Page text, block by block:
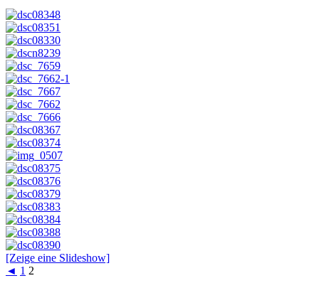
[Zeige eine Slideshow]
◄ 1 2